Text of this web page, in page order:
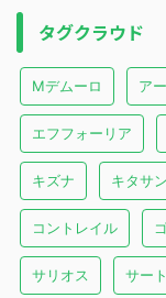
タグクラウド
Mデムーロ ア
エフフォーリア
キズナ キタサ
コントレイル
サリオス サー